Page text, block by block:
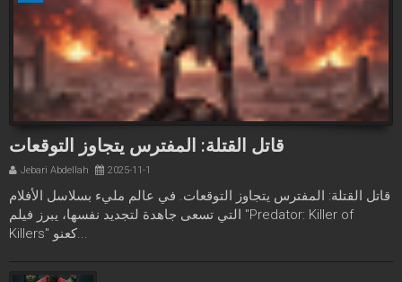
قاتل القتلة: المفترس يتجاوز التوقعات
Jebari Abdellah 2025-11-1
قاتل القتلة: المفترس يتجاوز التوقعات. في عالم مليء بسلاسل الأفلام
التي تسعى جاهدة لتجديد نفسها، يبرز فيلم "Predator: Killer of
Killers" كعنو...